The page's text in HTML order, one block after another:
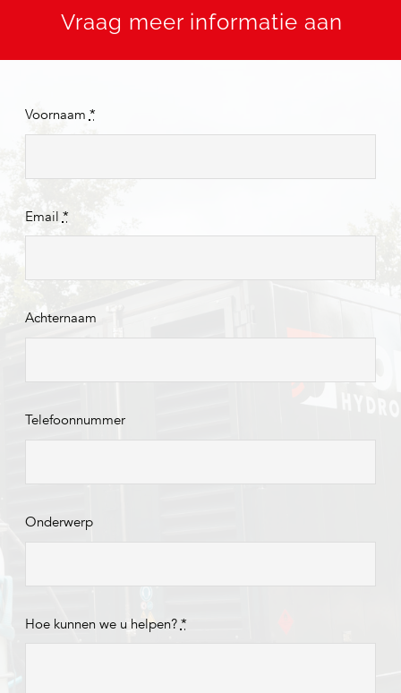
Vraag meer informatie aan
Voornaam *
Email *
Achternaam
Telefoonnummer
Onderwerp
Hoe kunnen we u helpen? *